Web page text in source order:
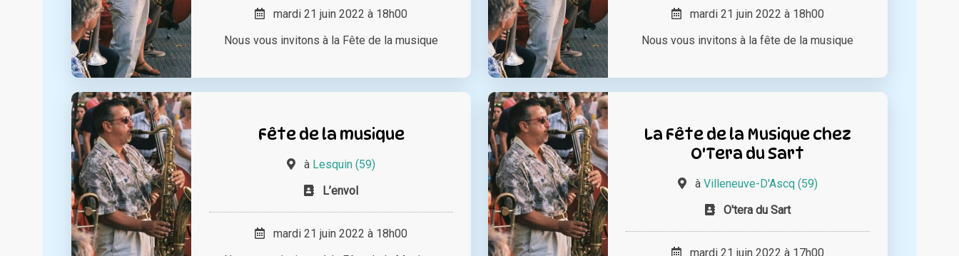
mardi 21 juin 2022 à 18h00
Nous vous invitons à la Fête de la musique
mardi 21 juin 2022 à 18h00
Nous vous invitons à la fête de la musique
Fête de la musique
à Lesquin (59)
L’envol
mardi 21 juin 2022 à 18h00
La Fête de la Musique chez
O'Tera du Sart
à Villeneuve-D'Ascq (59)
O'tera du Sart
mardi 21 juin 2022 à 17h00